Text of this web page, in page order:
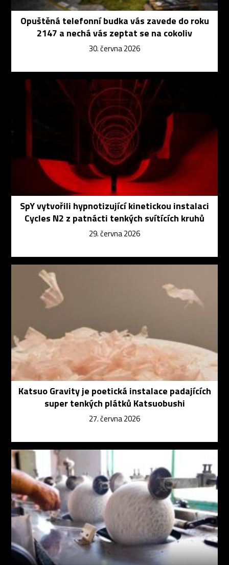
Opuštěná telefonní budka vás zavede do roku
2147 a nechá vás zeptat se na cokoliv
30. června 2026
SpY vytvořili hypnotizující kinetickou instalaci
Cycles N2 z patnácti tenkých svítících kruhů
29. června 2026
Katsuo Gravity je poetická instalace padajících
super tenkých plátků Katsuobushi
27. června 2026